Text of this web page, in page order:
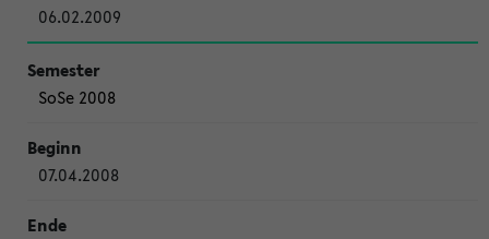
06.02.2009
SoSe 2008
07.04.2008